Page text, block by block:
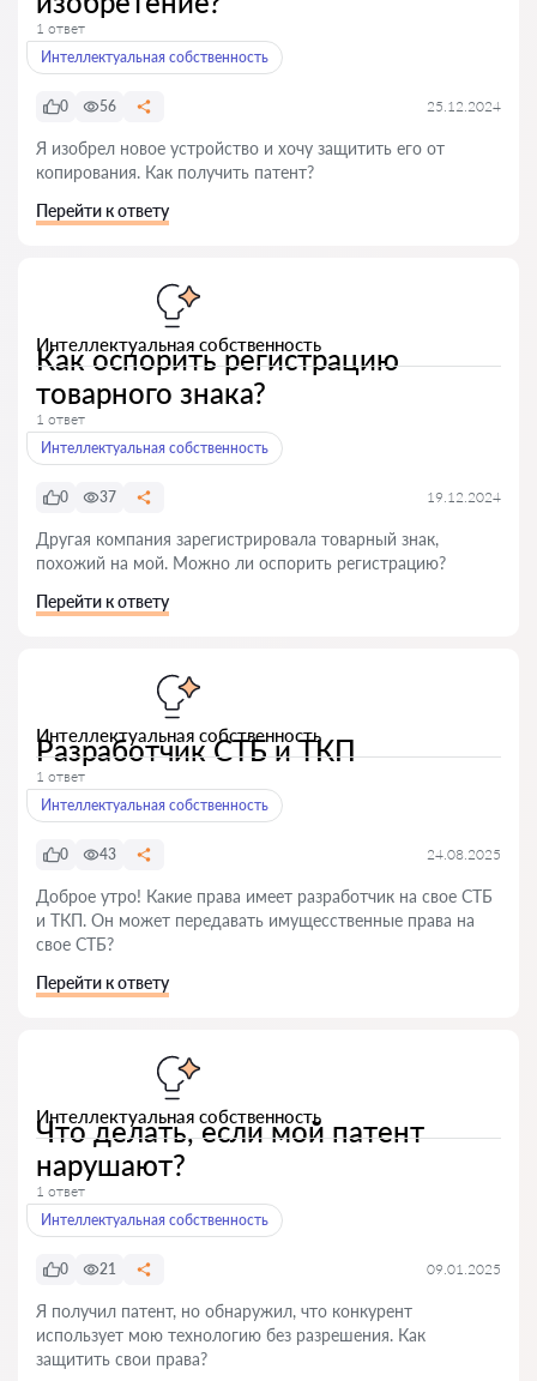
1 ответ
Интеллектуальная собственность
0 56 25.12.2024
Я изобрел новое устройство и хочу защитить его от
копирования. Как получить патент?
Перейти к ответу
Интеллектуальная собственность
Как оспорить регистрацию
товарного знака?
1 ответ
Интеллектуальная собственность
0 37 19.12.2024
Другая компания зарегистрировала товарный знак,
похожий на мой. Можно ли оспорить регистрацию?
Перейти к ответу
Интеллектуальная собственность
Разработчик СТБ и ТКП
1 ответ
Интеллектуальная собственность
0 43 24.08.2025
Доброе утро! Какие права имеет разработчик на свое СТБ
и ТКП. Он может передавать имущесственные права на
свое СТБ?
Перейти к ответу
Интеллектуальная собственность
Что делать, если мой патент
нарушают?
1 ответ
Интеллектуальная собственность
0 21 09.01.2025
Я получил патент, но обнаружил, что конкурент
использует мою технологию без разрешения. Как
защитить свои права?